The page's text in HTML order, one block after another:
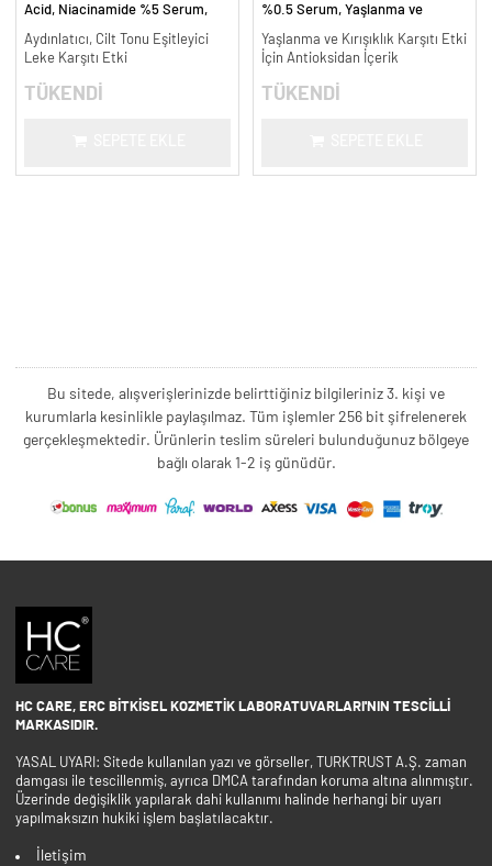
Acid, Niacinamide %5 Serum,
ml.
Aydınlatıcı, Cilt Tonu Eşitleyici
Leke Karşıtı Etki
TÜKENDİ
%0.5 Serum, Yaşlanma ve
Yaşlanma ve Kırışıklık Karşıtı Etki
İçin Antioksidan İçerik
TÜKENDİ
Bu sitede, alışverişlerinizde belirttiğiniz bilgileriniz 3. kişi ve
kurumlarla kesinlikle paylaşılmaz. Tüm işlemler 256 bit şifrelenerek
gerçekleşmektedir. Ürünlerin teslim süreleri bulunduğunuz bölgeye
bağlı olarak 1-2 iş günüdür.
HC CARE, ERC BITKISEL KOZMETIK LABORATUVARLARI'NIN TESCILLI
MARKASIDIR.
YASAL UYARI: Sitede kullanılan yazı ve görseller, TURKTRUST A.Ş. zaman
damgası ile tescillenmiş, ayrıca DMCA tarafından koruma altına alınmıştır.
Üzerinde değişiklik yapılarak dahi kullanımı halinde herhangi bir uyarı
yapılmaksızın hukiki işlem başlatılacaktır.
İletişim